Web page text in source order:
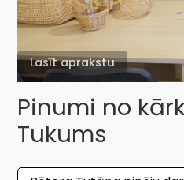
Lasīt aprakstu
Pinumi no
Tukums